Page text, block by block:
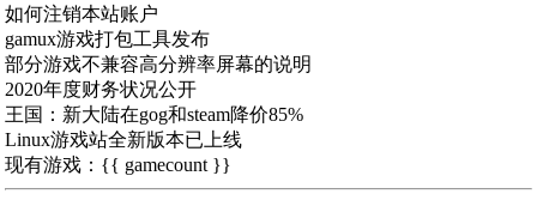
如何注销本站账户
gamux游戏打包工具发布
部分游戏不兼容高分辨率屏幕的说明
2020年度财务状况公开
王国：新大陆在gog和steam降价85%
Linux游戏站全新版本已上线
现有游戏：{{ gamecount }}